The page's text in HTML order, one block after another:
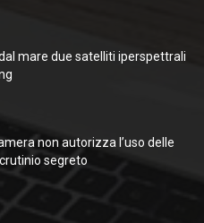
mare due satelliti iperspettrali
non autorizza l’uso delle
segreto